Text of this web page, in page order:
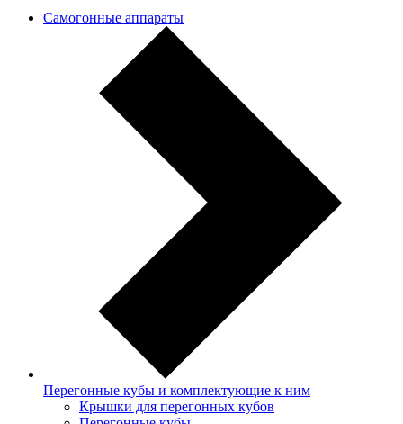
Самогонные аппараты
Перегонные кубы и комплектующие к ним
Крышки для перегонных кубов